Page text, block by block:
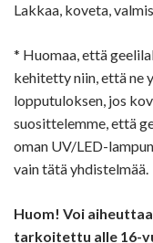
Lakkaa, koveta,
* Huomaa, että
kehitetty niin, että ne
lopputuloksen, jos
suosittelemme, että
oman UV/LED-
vain tätä yhdistelmää.
Huom! Voi
tarkoitettu alle 16-